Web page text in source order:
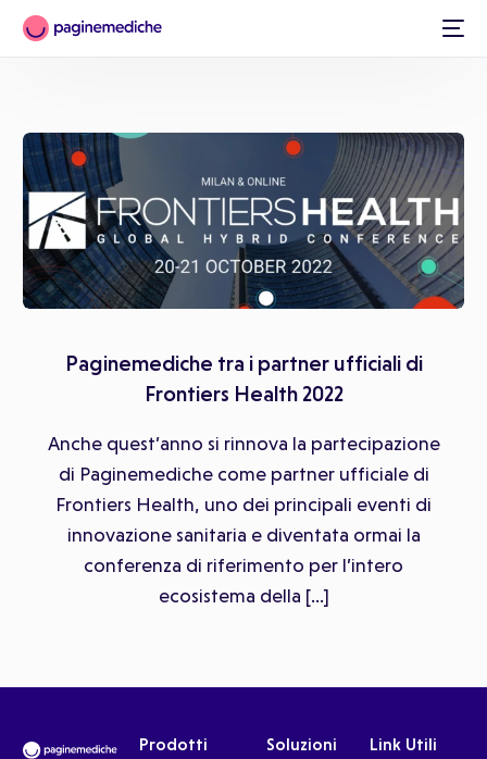
Paginemediche tra i partner ufficiali di
Frontiers Health 2022
Anche quest’anno si rinnova la partecipazione
di Paginemediche come partner ufficiale di
Frontiers Health, uno dei principali eventi di
innovazione sanitaria e diventata ormai la
conferenza di riferimento per l’intero
ecosistema della […]
Prodotti
Soluzioni
Link Utili
Italiano